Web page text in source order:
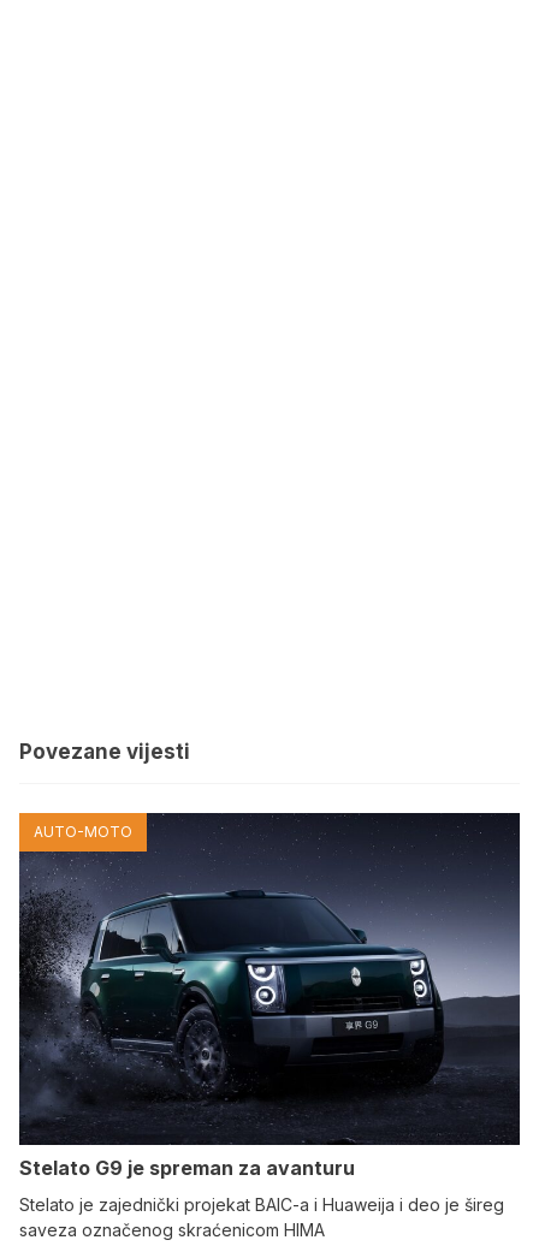
Povezane vijesti
AUTO-MOTO
Stelato G9 je spreman za avanturu
Stelato je zajednički projekat BAIC-a i Huaweija i deo je šireg
saveza označenog skraćenicom HIMA